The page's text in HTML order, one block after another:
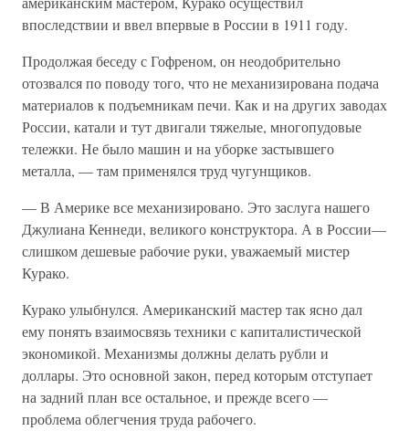
впоследствии и ввел впервые в России в 1911 году.
Продолжая беседу с Гофреном, он неодобрительно
отозвался по поводу того, что не механизирована подача
материалов к подъемникам печи. Как и на других заводах
России, катали и тут двигали тяжелые, многопудовые
тележки. Не было машин и на уборке застывшего
металла, — там применялся труд чугунщиков.
— В Америке все механизировано. Это заслуга нашего
Джулиана Кеннеди, великого конструктора. А в России—
слишком дешевые рабочие руки, уважаемый мистер
Курако.
Курако улыбнулся. Американский мастер так ясно дал
ему понять взаимосвязь техники с капиталистической
экономикой. Механизмы должны делать рубли и
доллары. Это основной закон, перед которым отступает
на задний план все остальное, и прежде всего —
проблема облегчения труда рабочего.